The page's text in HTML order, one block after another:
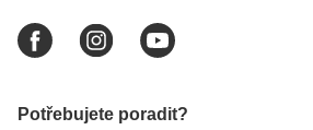
Potřebujete poradit?